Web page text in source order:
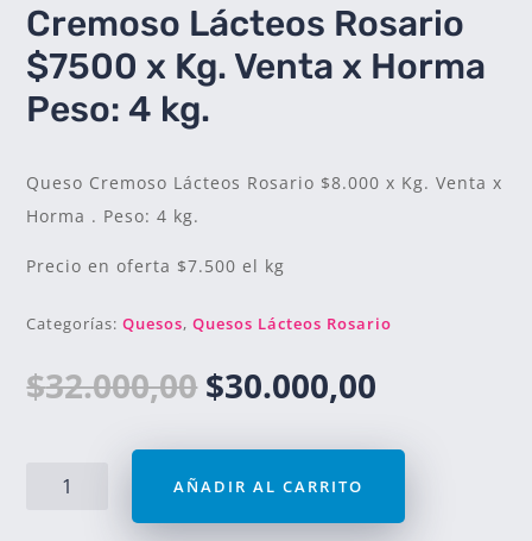
o con
4.00de
5 en
base a
valoraci
un
cliente
Cremoso Lácteos Rosario
$7500 x Kg. Venta x Horma
Peso: 4 kg.
Queso Cremoso Lácteos Rosario $8.000 x Kg. Venta x
Horma . Peso: 4 kg.
Precio en oferta $7.500 el kg
Categorías:Quesos,Quesos Lácteos Rosario
$32.000,00El
original
era:
$32.000,00.
$30.000,00
actual
Lácteos AÑADIR AL CARRITO